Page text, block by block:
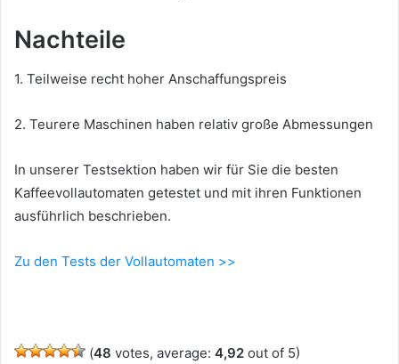
Nachteile
1. Teilweise recht hoher Anschaffungspreis
2. Teurere Maschinen haben relativ große Abmessungen
In unserer Testsektion haben wir für Sie die besten
Kaffeevollautomaten getestet und mit ihren Funktionen
ausführlich beschrieben.
Zu den Tests der Vollautomaten >>
(48 votes, average: 4,92 out of 5)